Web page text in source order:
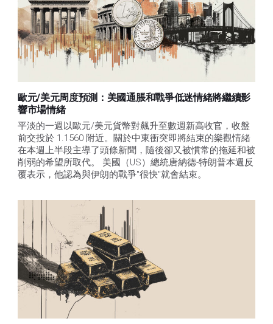
歐元/美元周度預測：美國通脹和戰爭低迷情緒將繼續影
響市場情緒
平淡的一週以歐元/美元貨幣對飆升至數週新高收官，收盤
前交投於 1.1560 附近。關於中東衝突即將結束的樂觀情緒
在本週上半段主導了頭條新聞，隨後卻又被慣常的拖延和被
削弱的希望所取代。 美國（US）總統唐納德-特朗普本週反
覆表示，他認為與伊朗的戰爭"很快"就會結束。